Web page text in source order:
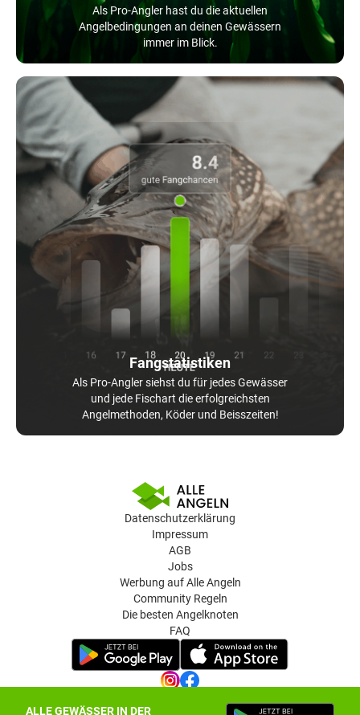
ALLE GEWÄSSER IN DER
Als Pro-Angler hast du die aktuellen
Angelbedingungen an deinen Gewässern
immer im Blick.
Fangstatistiken
Als Pro-Angler siehst du für jedes Gewässer
und jede Fischart die erfolgreichsten
Angelmethoden, Köder und Beisszeiten!
Datenschutzerklärung
Impressum
AGB
Jobs
Werbung auf Alle Angeln
Community Regeln
Die besten Angelknoten
FAQ